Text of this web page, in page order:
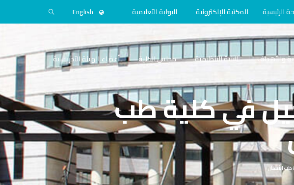
الرئيسية المكتبة الإلكترونية البوابة التعليمية English
والأهداف البنية التنظيمية مجلس الكلية أعضاء الهيئة التدريسية
في كلية طب
الأسنان